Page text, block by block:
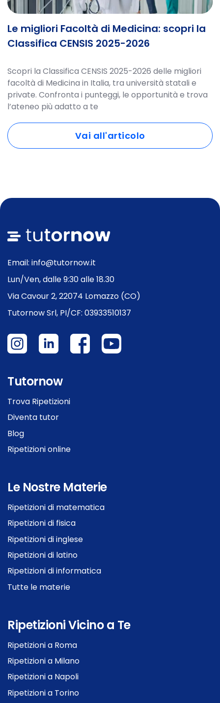
Le migliori Facoltà di Medicina: scopri la
Classifica CENSIS 2025-2026
Scopri la Classifica CENSIS 2025-2026 delle migliori
facoltà di Medicina in Italia, tra università statali e
private. Confronta i punteggi, le opportunità e trova
l’ateneo più adatto a te
Vai all'articolo
Email: info@tutornow.it
Lun/Ven, dalle 9:30 alle 18.30
Via Cavour 2, 22074 Lomazzo (CO)
Tutornow Srl, PI/CF: 03933510137
Tutornow
Trova Ripetizioni
Diventa tutor
Blog
Ripetizioni online
Le Nostre Materie
Ripetizioni di matematica
Ripetizioni di fisica
Ripetizioni di inglese
Ripetizioni di latino
Ripetizioni di informatica
Tutte le materie
Ripetizioni Vicino a Te
Ripetizioni a Roma
Ripetizioni a Milano
Ripetizioni a Napoli
Ripetizioni a Torino